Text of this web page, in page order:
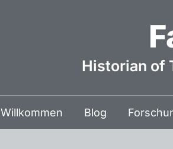
Historian of
Willkommen Blog